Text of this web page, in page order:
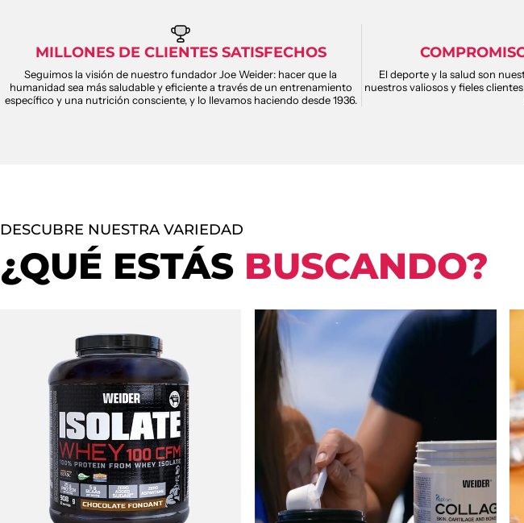
MILLONES DE CLIENTES SATISFECHOS
Seguimos la visión de nuestro fundador Joe Weider: hacer que la
humanidad sea más saludable y eficiente a través de un entrenamiento
específico y una nutrición consciente, y lo llevamos haciendo desde 1936.
El deporte y la salud son
nuestros valiosos y fieles
DESCUBRE NUESTRA VARIEDAD
¿QUÉ ESTÁS BUSCANDO?